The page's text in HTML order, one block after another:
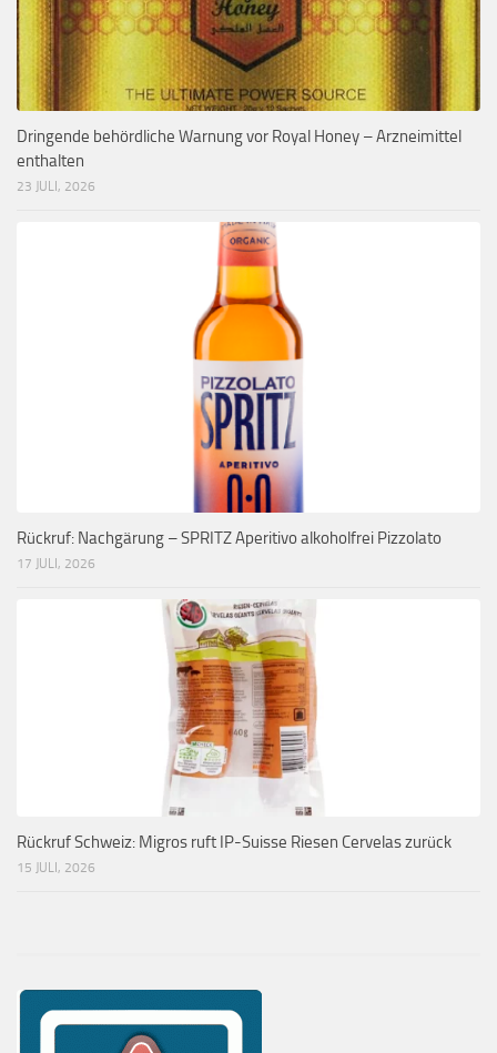
Dringende behördliche Warnung vor Royal Honey – Arzneimittel
enthalten
23 JULI, 2026
Rückruf: Nachgärung – SPRITZ Aperitivo alkoholfrei Pizzolato
17 JULI, 2026
Rückruf Schweiz: Migros ruft IP-Suisse Riesen Cervelas zurück
15 JULI, 2026